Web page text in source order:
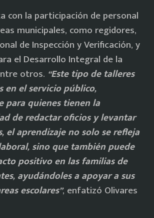
con la participación de personal
municipales, como regidores,
de Inspección y Verificación, y
el Desarrollo Integral de la
otros. “Este tipo de talleres
en el servicio público,
para quienes tienen la
de redactar oficios y levantar
el aprendizaje no solo se refleja
sino que también puede
positivo en las familias de
ayudándoles a apoyar a sus
escolares”, enfatizó Olivares